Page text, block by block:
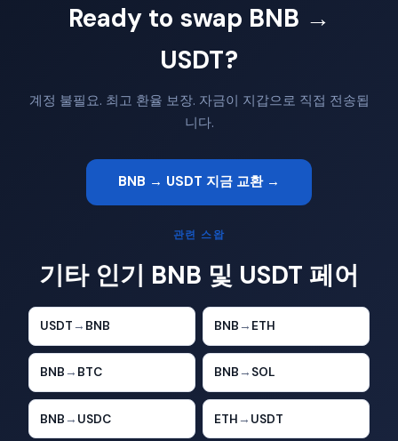
Ready to swap BNB →
USDT?
계정 불필요. 최고 환율 보장. 자금이 지갑으로 직접 전송됩
니다.
BNB → USDT 지금 교환 →
관련 스왑
기타 인기 BNB 및 USDT 페어
USDT → BNB BNB → ETH
BNB → BTC BNB → SOL
BNB → USDC ETH → USDT